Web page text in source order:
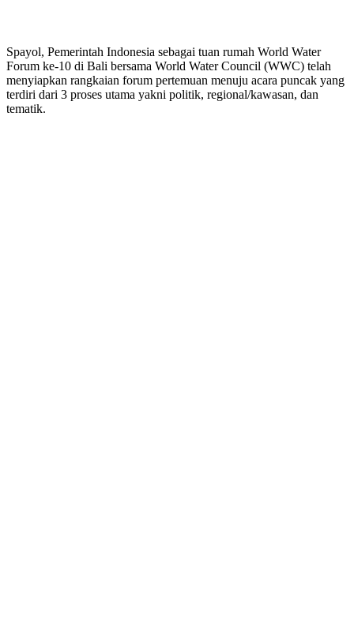
Spayol, Pemerintah Indonesia sebagai tuan rumah World Water
Forum ke-10 di Bali bersama World Water Council (WWC) telah
menyiapkan rangkaian forum pertemuan menuju acara puncak yang
terdiri dari 3 proses utama yakni politik, regional/kawasan, dan
tematik.